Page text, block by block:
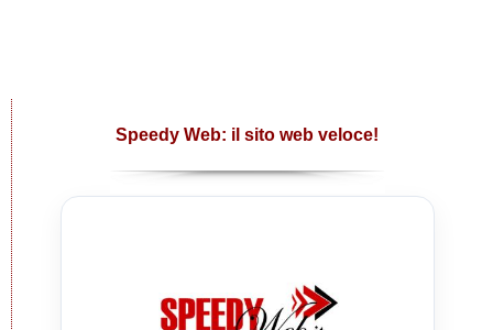
Speedy Web: il sito web veloce!